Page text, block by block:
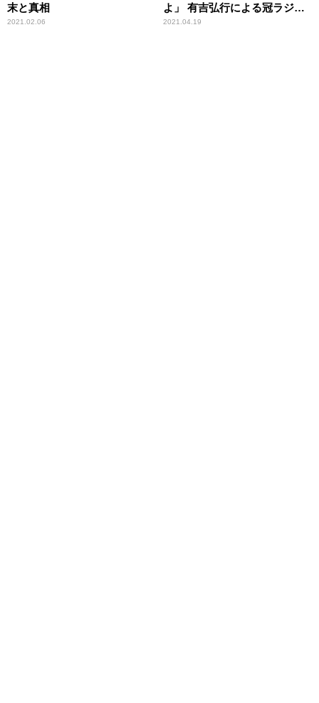
末と真相
2021.02.06
よ」 有吉弘行による冠ラジオ
番組奪取計画に危惧
2021.04.19